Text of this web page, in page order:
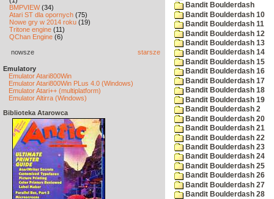
BMPVIEW(34)
Atari ST dla opornych (75)
Nowe gry w 2014 roku (19)
Tritone engine (11)
QChan Engine (6)
nowsze starsze
Emulatory
Emulator Atari800Win
Emulator Atari800Win PLus 4.0 (Windows)
Emulator Atari++ (multiplatform)
Emulator Altirra (Windows)
Biblioteka Atarowca
Bandit Boulderdash
Bandit Boulderdash 10
Bandit Boulderdash 11
Bandit Boulderdash 12
Bandit Boulderdash 13
Bandit Boulderdash 14
Bandit Boulderdash 15
Bandit Boulderdash 16
Bandit Boulderdash 17
Bandit Boulderdash 18
Bandit Boulderdash 19
Bandit Boulderdash 2
Bandit Boulderdash 20
Bandit Boulderdash 21
Bandit Boulderdash 22
Bandit Boulderdash 23
Bandit Boulderdash 24
Bandit Boulderdash 25
Bandit Boulderdash 26
Bandit Boulderdash 27
Bandit Boulderdash 28